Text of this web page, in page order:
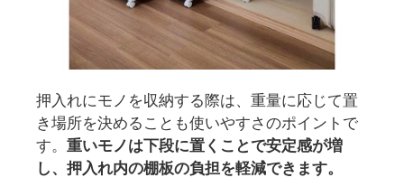
押入れにモノを収納する際は、重量に応じて置
き場所を決めることも使いやすさのポイントで
す。 重いモノは下段に置くことで安定感が増
し、押入れ内の棚板の負担を軽減できます。